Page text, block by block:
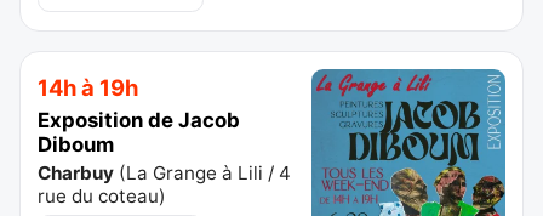
14h à 19h
Exposition de Jacob
Diboum
Charbuy (La Grange à Lili / 4
rue du coteau)